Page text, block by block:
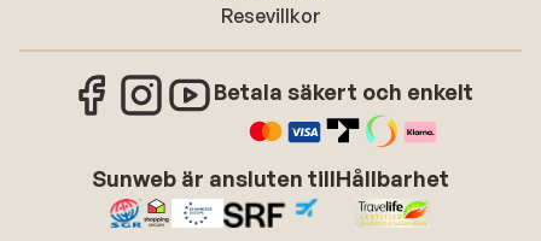
Resevillkor
Betala säkert och enkelt
Sunweb är ansluten tillHållbarhet